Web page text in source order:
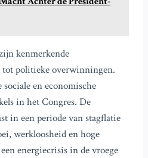
kenmerkende
politieke overwinningen.
en economische
in het Congres. De
in een periode van stagflatie
werkloosheid en hoge
energiecrisis in de vroege